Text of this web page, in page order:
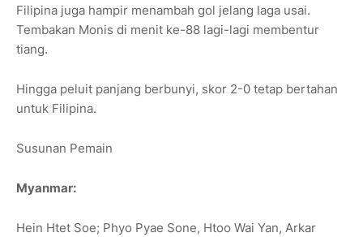
Filipina juga hampir menambah gol jelang laga usai.
Tembakan Monis di menit ke-88 lagi-lagi membentur
tiang.
Hingga peluit panjang berbunyi, skor 2-0 tetap bertahan
untuk Filipina.
Susunan Pemain
Myanmar:
Hein Htet Soe; Phyo Pyae Sone, Htoo Wai Yan, Arkar